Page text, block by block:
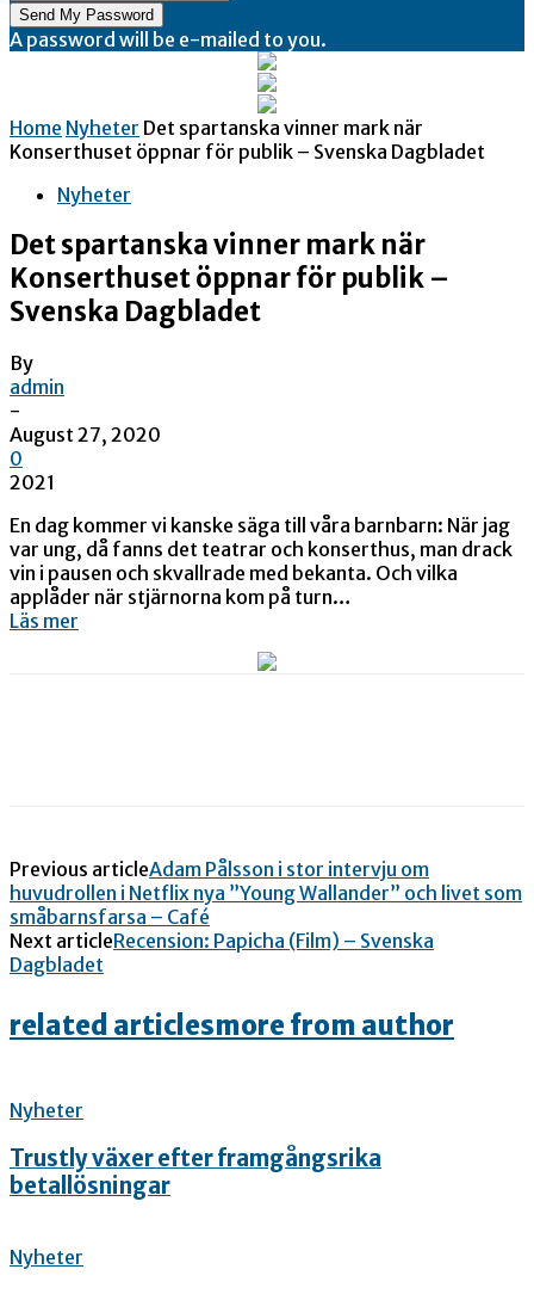
A password will be e-mailed to you.
Home Nyheter Det spartanska vinner mark när
Konserthuset öppnar för publik – Svenska Dagbladet
Nyheter
Det spartanska vinner mark när
Konserthuset öppnar för publik –
Svenska Dagbladet
By
admin
-
August 27, 2020
0
2021
En dag kommer vi kanske säga till våra barnbarn: När jag
var ung, då fanns det teatrar och konserthus, man drack
vin i pausen och skvallrade med bekanta. Och vilka
applåder när stjärnorna kom på turn…
Läs mer
Previous articleAdam Pålsson i stor intervju om
huvudrollen i Netflix nya ”Young Wallander” och livet som
småbarnsfarsa – Café
Next articleRecension: Papicha (Film) – Svenska
Dagbladet
related articlesmore from author
Nyheter
Trustly växer efter framgångsrika
betallösningar
Nyheter